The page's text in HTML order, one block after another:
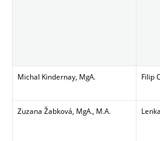
Michal Kindernay, MgA. Filip
Zuzana Žabková, MgA., M.A.